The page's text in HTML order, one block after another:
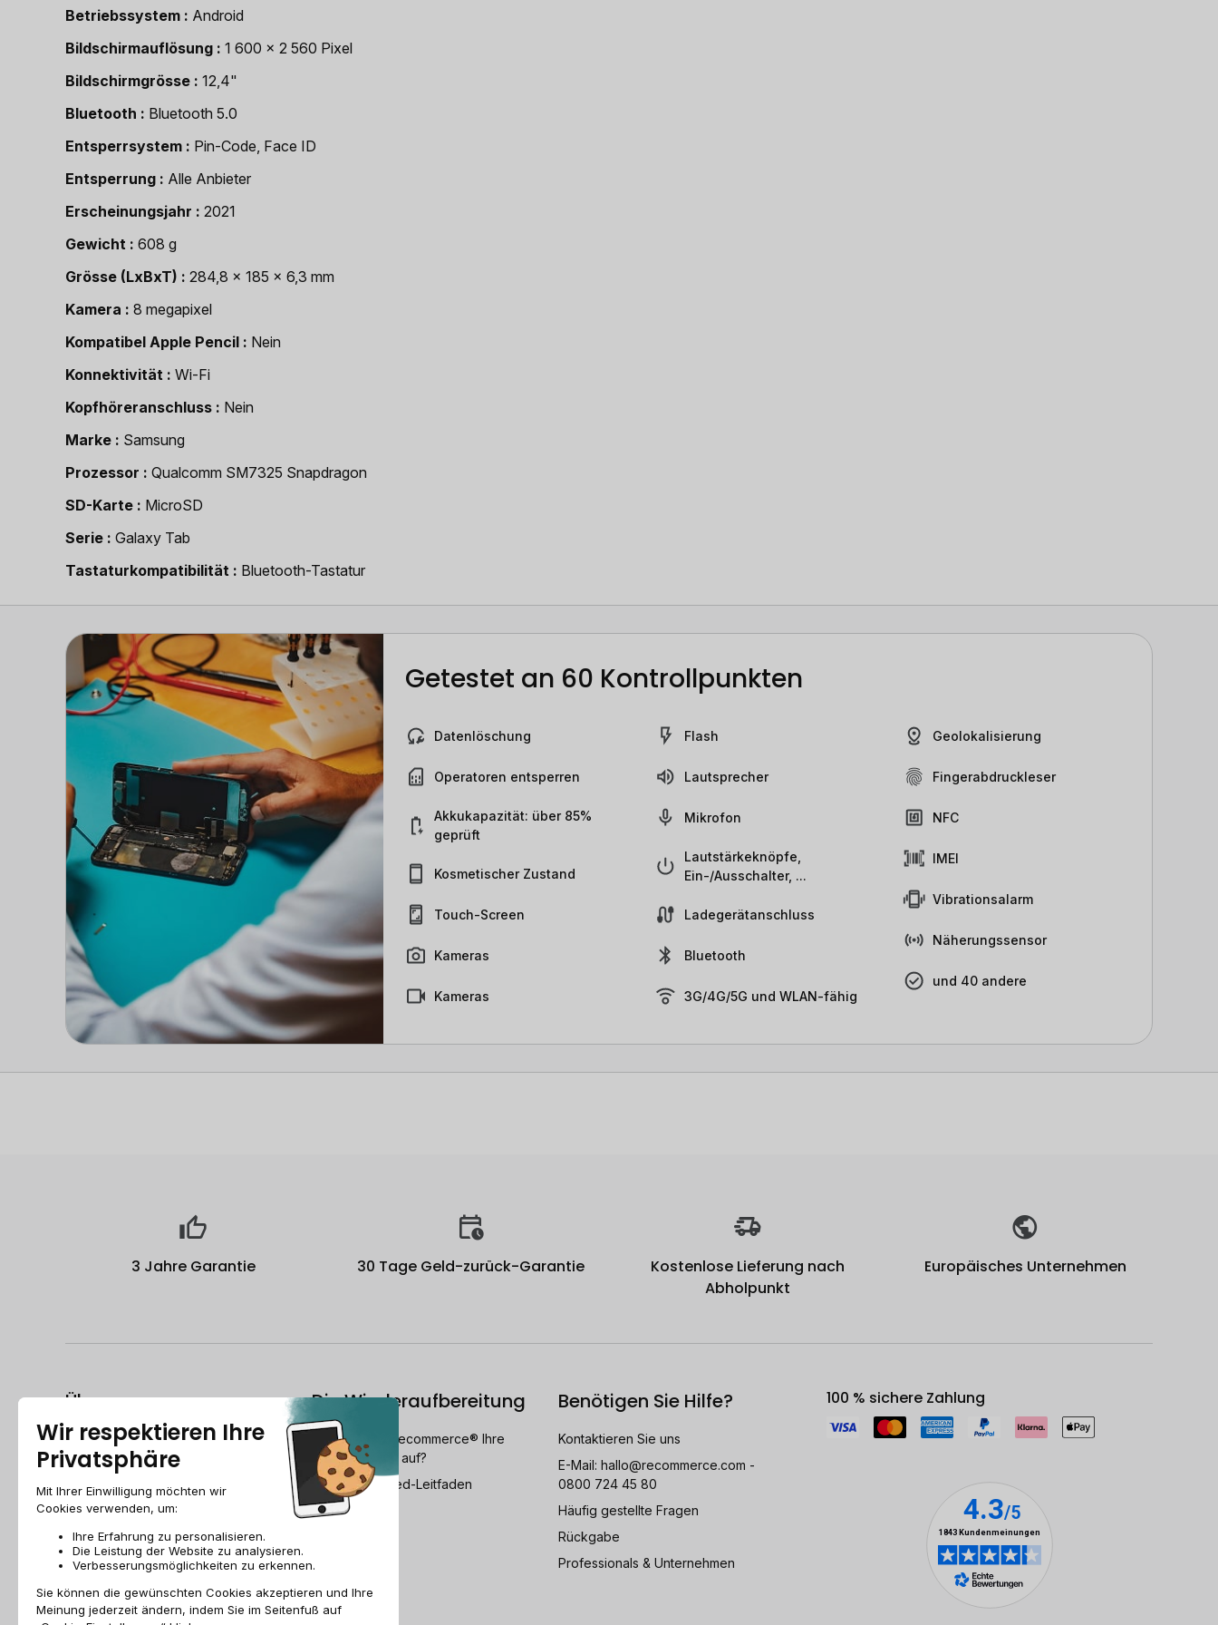
Betriebssystem
Android
Bildschirmauflösung
1 600 x 2 560 Pixel
Bildschirmgrösse
12,4"
Bluetooth
Bluetooth 5.0
Entsperrsystem
Pin-Code, Face ID
Entsperrung
Alle Anbieter
Erscheinungsjahr
2021
Gewicht
608 g
Grösse (LxBxT)
284,8 x 185 x 6,3 mm
Kamera
8 megapixel
Kompatibel Apple Pencil
Nein
Konnektivität
Wi-Fi
Kopfhöreranschluss
Nein
Marke
Samsung
Prozessor
Qualcomm SM7325 Snapdragon
SD-Karte
MicroSD
Serie
Galaxy Tab
Tastaturkompatibilität
Bluetooth-Tastatur
Getestet an 60 Kontrollpunkten
Datenlöschung
Operatoren entsperren
Akkukapazität: über 85%
geprüft
Kosmetischer Zustand
Touch-Screen
Kameras
Kameras
Flash
Lautsprecher
Mikrofon
Lautstärkeknöpfe,
Ein-/Ausschalter, ...
Ladegerätanschluss
Bluetooth
3G/4G/5G und WLAN-fähig
Geolokalisierung
Fingerabdruckleser
NFC
IMEI
Vibrationsalarm
Näherungssensor
und 40 andere
3 Jahre Garantie 30 Tage Geld-zurück-Garantie
Kostenlose Lieferung nach
Abholpunkt
Europäisches Unternehmen
Über uns
Wer ist Recommerce®?
Freunde werben
Recommerce group
Die Wiederaufbereitung
Wie bereitet Recommerce® Ihre
Geräte wieder auf?
Der Refurbished-Leitfaden
Benötigen Sie Hilfe?
Kontaktieren Sie uns
E-Mail: hallo@recommerce.com -
0800 724 45 80
Häufig gestellte Fragen
Rückgabe
Professionals & Unternehmen
100 % sichere Zahlung